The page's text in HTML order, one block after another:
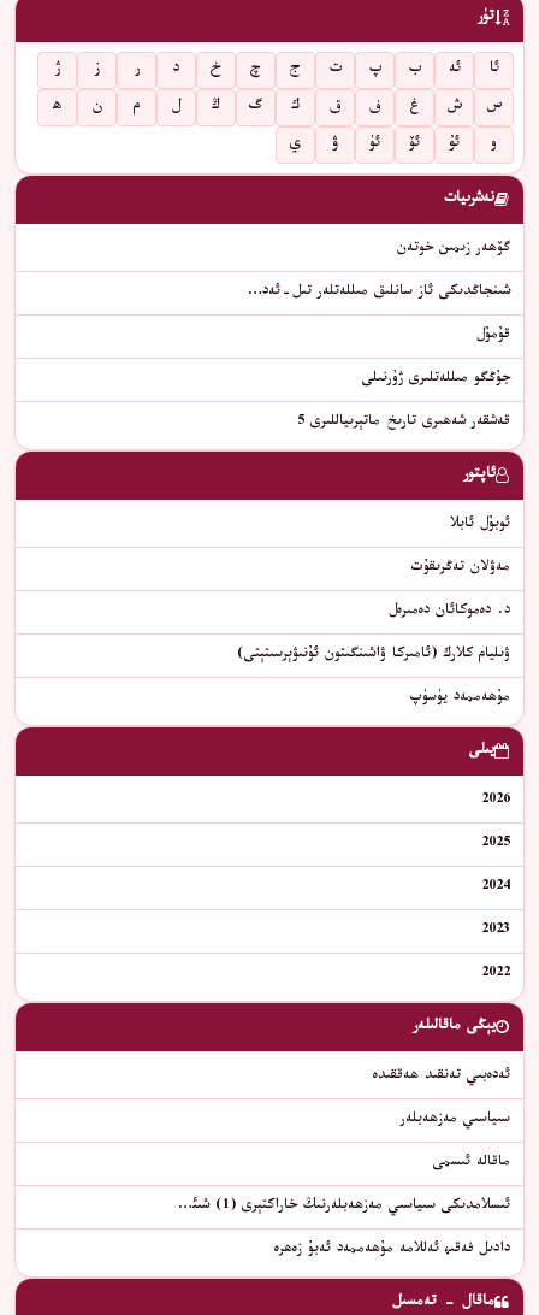
تۈر
ئا ئە ب پ ت ج چ خ د ر ز
ژ
س
ش غ ف ق ك گ ڭ ل م ن
ھ
و
ئۇ ئۆ ئۈ ۋ ي
نەشرىيات
گۆھەر زىمىن خوتەن
شىنجاڭدىكى ئاز سانلىق مىللەتلەر تىل-ئەد…
قۇمۇل
جۇڭگو مىللەتلىرى ژۇرنىلى
قەشقەر شەھىرى تارىخ ماتېرىياللىرى 5
ئاپتور
ئوبۇل ئابلا
مەۋلان تەڭرىقۇت
د. دەموكائان دەمىرەل
ۋىليام كلارك (ئامىركا ۋاشىنگىتون ئۇنىۋېرسىتېتى)
مۇھەممەد يۈسۈپ
يىلى
2026
2025
2024
2023
2022
يېڭى ماقالىلەر
ئەدەبىي تەنقىد ھەققىدە
سىياسىي مەزھەبلەر
ماقالە ئىسمى
ئىسلامدىكى سىياسىي مەزھەبلەرنىڭ خاراكتېرى (1) شىئ…
دادىل فەقىھ ئەللامە مۇھەممەد ئەبۇ زەھرە
ماقال - تەمسىل